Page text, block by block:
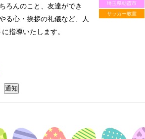
埼玉県朝霞市
サッカー教室
ろんのこと、友達ができ
る心・挨拶の礼儀など、人
指導いたします。